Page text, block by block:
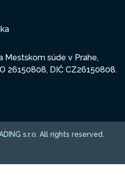
Mestskom súde v Prahe,
26150808, DIČ CZ26150808.
s.r.o. All rights reserved.